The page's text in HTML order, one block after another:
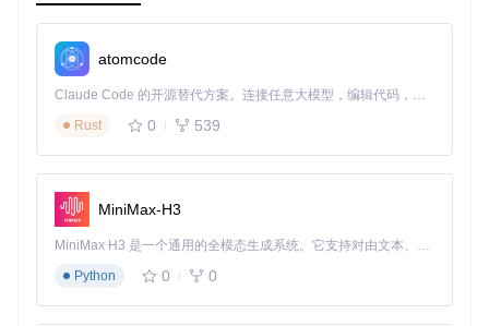
cd
构建应用程序
开发模式运行
方式三：在线版本使用（临时需求）
无需安装客户端，直接通过浏览器访问在线版本使用基础功
能。
atomcode
Claude Code 的开源替代方案。连接任意大模型，编辑代码，运行命令，自动验证 — 全自动执行。用 Rust 构建，极致性能。 ｜ An open-source alternative to Claude Code. Connect any LLM, edit code, run commands, and verify changes — autonomously. Built in Rust for speed. Get Started
Rust
0 539
MiniMax-H3
MiniMax H3 是一个通用的全模态生成系统。它支持对由文本、图像、视频和音频组成的多模态上下文进行统一理解，并能生成分辨率高达 2K、时长可达 15 秒的带原生立体声音频的视频。得益于面向任务泛化的系统设计，H3 在预训练阶段就已具备广泛的多模态上下文理解与生成能力，能够出色地执行复杂的多模态指令。
Python
0 0